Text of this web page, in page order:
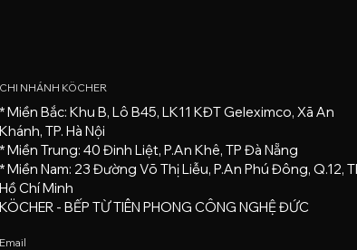
CHI NHÁNH KÖCHER
* Miền Bắc: Khu B, Lô B45, LK11 KĐT Geleximco, Xã An
Khánh, TP. Hà Nội
* Miền Trung: 40 Đinh Liệt, P.An Khê, TP Đà Nẵng
* Miền Nam: 23 Đường Võ Thị Liễu, P.An Phú Đông, Q.12,
Hồ Chí Minh
KÖCHER - BẾP TỪ TIÊN PHONG CÔNG NGHỆ ĐỨC
Email